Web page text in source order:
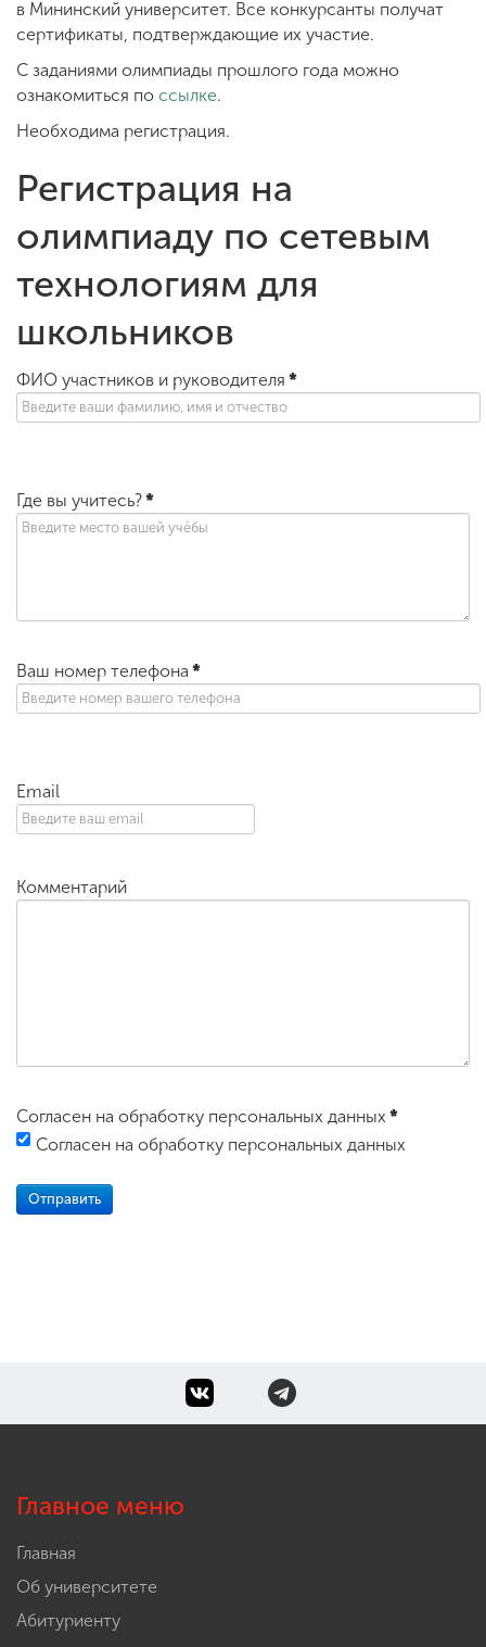
в Мининский университет. Все конкурсанты получат
сертификаты, подтверждающие их участие.
С заданиями олимпиады прошлого года можно
ознакомиться по ссылке.
Необходима регистрация.
Регистрация на
олимпиаду по сетевым
технологиям для
школьников
ФИО участников и руководителя *
Где вы учитесь?*
Ваш номер телефона *
Email
Комментарий
Согласен на обработку персональных данных *
Согласен на обработку персональных данных
Главное меню
Главная
Об университете
Абитуриенту